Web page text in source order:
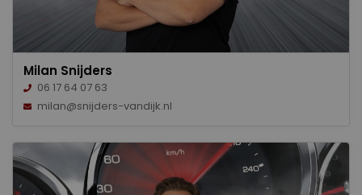
Milan Snijders
06 17 64 07 63
milan@snijders-vandijk.nl